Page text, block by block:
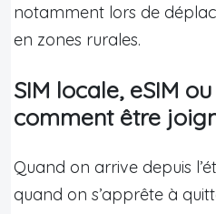
notamment lors de
en zones rurales.
SIM locale, eSIM
comment être
Quand on arrive depuis
quand on s’apprête à